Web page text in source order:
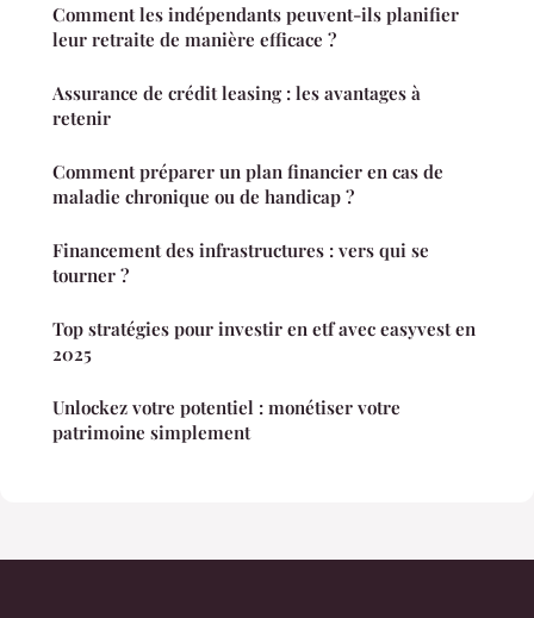
Comment les indépendants peuvent-ils planifier
leur retraite de manière efficace ?
Assurance de crédit leasing : les avantages à
retenir
Comment préparer un plan financier en cas de
maladie chronique ou de handicap ?
Financement des infrastructures : vers qui se
tourner ?
Top stratégies pour investir en etf avec easyvest en
2025
Unlockez votre potentiel : monétiser votre
patrimoine simplement